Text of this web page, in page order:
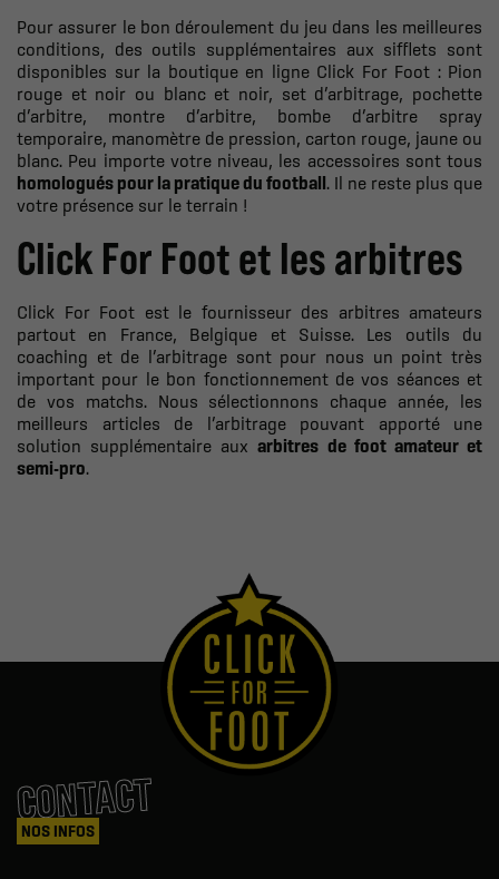
Pour assurer le bon déroulement du jeu dans les meilleures
conditions, des outils supplémentaires aux sifflets sont
disponibles sur la boutique en ligne Click For Foot : Pion
rouge et noir ou blanc et noir, set d’arbitrage, pochette
d’arbitre, montre d’arbitre, bombe d’arbitre spray
temporaire, manomètre de pression, carton rouge, jaune ou
blanc. Peu importe votre niveau, les accessoires sont tous
homologués pour la pratique du football. Il ne reste plus que
votre présence sur le terrain !
Click For Foot et les arbitres
Click For Foot est le fournisseur des arbitres amateurs
partout en France, Belgique et Suisse. Les outils du
coaching et de l’arbitrage sont pour nous un point très
important pour le bon fonctionnement de vos séances et
de vos matchs. Nous sélectionnons chaque année, les
meilleurs articles de l’arbitrage pouvant apporté une
solution supplémentaire auxarbitres de foot amateur et
semi-pro.
CONTACT
NOS INFOS